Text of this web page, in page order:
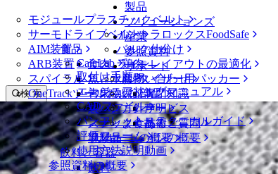
製品
モジュールプラスチックベルト
サーモドライブベルト
AIM装置
ARB装置
スパイラル
OneTrackツールおよび部品
ソリューションズ
イントラロックスFoodSafe
バルク仕分け
ラインレイアウトの最適化
パレタイザー用パッカー
専門知識
サービス
技術
ソリューションの概要
産業
食品
食肉、鶏肉
魚と水産物
青果物
製パン
スナック食品
乳製品
飲料と容器
飲料
参照資料
CalcLab
取付け手順
エンジニアリングマニュアル
CADファイル
パンフレット・テクニカルガイド
評価フォーム
使用方法説明動画
参照資料の概要
サポート
お問い合わせ
保証
方針声明
よくあるご質問
サポートの概要
検 索
メニューを開く
ベルトファインダー
ベルトファインダー
モジュールプラスチックベルト